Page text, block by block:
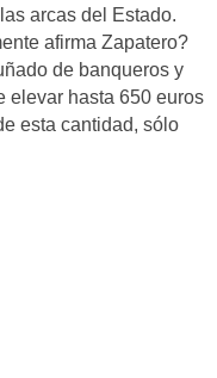
arcas del Estado.
afirma Zapatero?
de banqueros y
elevar hasta 650 euros
esta cantidad, sólo